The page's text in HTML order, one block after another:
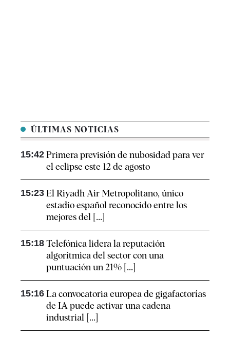
ÚLTIMAS NOTICIAS
15:42 Primera previsión de nubosidad para ver
el eclipse este 12 de agosto
15:23 El Riyadh Air Metropolitano, único
estadio español reconocido entre los
mejores del [...]
15:18 Telefónica lidera la reputación
algorítmica del sector con una
puntuación un 21% [...]
15:16 La convocatoria europea de gigafactorías
de IA puede activar una cadena
industrial [...]